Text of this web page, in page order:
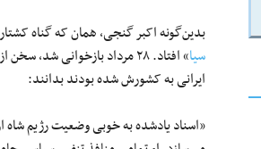
بدین‌گونه اکبر گنجی، همان که گناه کشتار ۶۷ را به گردن قربانیان انداخته بود به‌ ناگاه به یاد «
سیا
» افتاد. ۲۸ مرداد بازخوانی
ایرانی به کشورش شده بودند بدانند:
«اسناد یادشده به خوبی وضعیت رژیم شاه